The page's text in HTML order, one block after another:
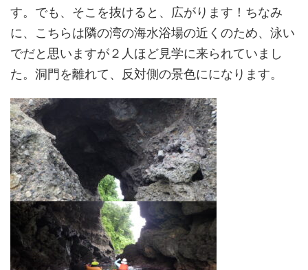
す。でも、そこを抜けると、広がります！ちなみ
に、こちらは隣の湾の海水浴場の近くのため、泳い
でだと思いますが２人ほど見学に来られていまし
た。洞門を離れて、反対側の景色にになります。